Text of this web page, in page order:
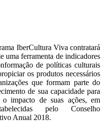
IberCultura Viva contratará
uma ferramenta de indicadores
de políticas culturais
os produtos necessários
que formam parte do
de sua capacidade para
impacto de suas ações, em
pelo Conselho
Anual 2018.